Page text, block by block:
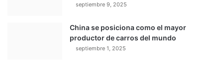
septiembre 9, 2025
China se posiciona como el mayor
productor de carros del mundo
septiembre 1, 2025